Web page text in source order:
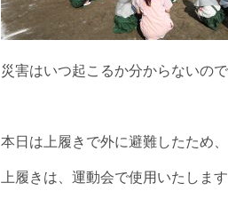
災害はいつ起こるか分からないの
本日は上履きで外に避難したため
上履きは、運動会で使用いたしま